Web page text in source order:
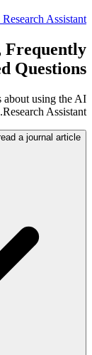
Assistant
Frequently
Questions
about using the AI
Research Assistant.
a journal article?